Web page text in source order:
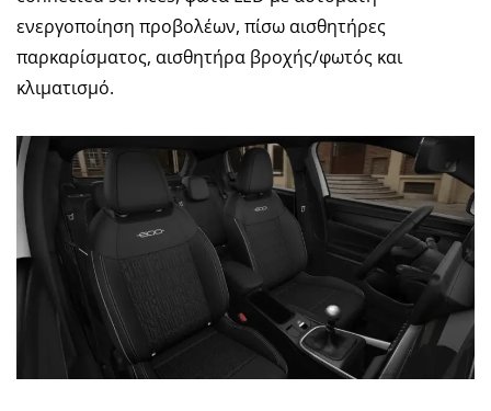
ενεργοποίηση προβολέων, πίσω αισθητήρες
παρκαρίσματος, αισθητήρα βροχής/φωτός και
κλιματισμό.